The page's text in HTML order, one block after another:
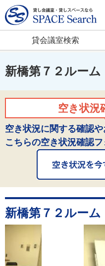
貸会議室検索
新橋第７２ルーム
空き状況
空き状況に関する確認や
こちらの空き状況確認
新橋第７２ルーム